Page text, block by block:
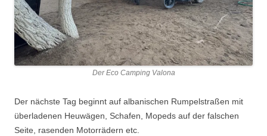
Der Eco Camping Valona
Der nächste Tag beginnt auf albanischen Rumpelstraßen mit
überladenen Heuwägen, Schafen, Mopeds auf der falschen
Seite, rasenden Motorrädern etc.